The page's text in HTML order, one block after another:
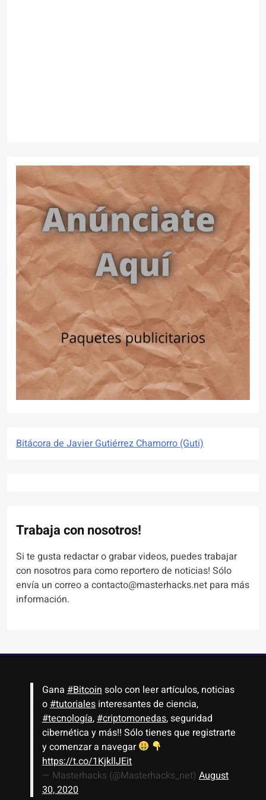
Bitácora de Javier Gutiérrez Chamorro (Guti)
Trabaja con nosotros!
Si te gusta redactar o grabar videos, puedes trabajar
con nosotros para como reportero de noticias! Sólo
envía un correo a contacto@masterhacks.net para más
información.
Gana #Bitcoin solo con leer artículos, noticias
o #tutoriales interesantes de ciencia,
#tecnología, #criptomonedas, seguridad
cibernética y más!! Sólo tienes que registrarte
y comenzar a navegar
https://t.co/1KjkllJEit
— Masterhacks (@Masterhacks_net) August
30, 2020